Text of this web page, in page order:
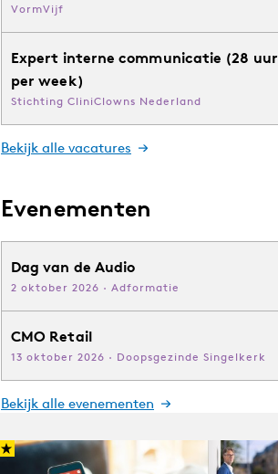
VormVijf
Expert interne communicatie (28 uur
per week)
Stichting CliniClowns Nederland
Bekijk alle vacatures
Evenementen
Dag van de Audio
2 oktober 2026 · Adformatie
CMO Retail
13 oktober 2026 · Doopsgezinde Singelkerk
Bekijk alle evenementen